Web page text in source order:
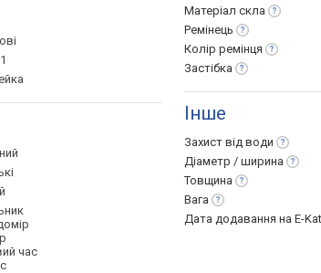
час
Матеріал скла
Ремінець
Колір ремінця
Застібка
Інше
Захист від води
Діаметр / ширина
Товщина
Вага
Дата додавання на E-